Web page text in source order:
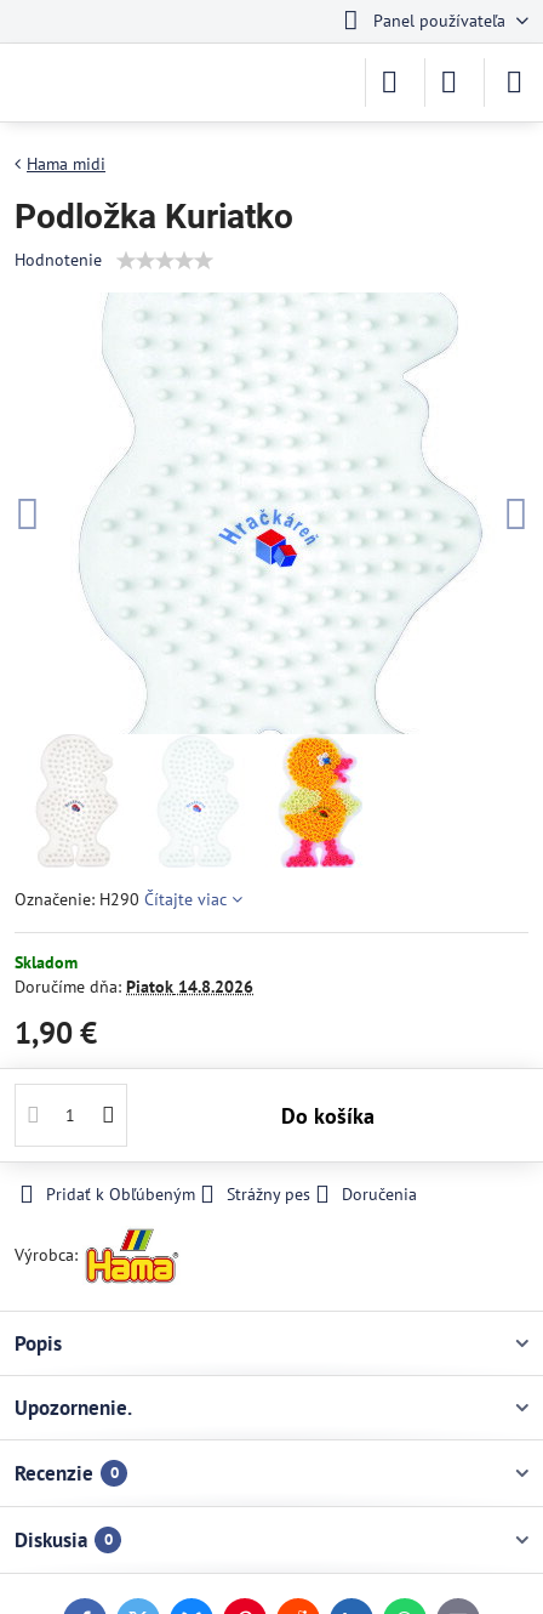
Panel používateľa
Hama midi
Podložka Kuriatko
Hodnotenie
Označenie: H290 Čítajte viac
Skladom
Doručíme dňa: Piatok 14.8.2026
1,90 €
Do košíka
Pridať k Obľúbeným Strážny pes Doručenia
Výrobca:
Popis
Upozornenie.
Recenzie 0
Diskusia 0